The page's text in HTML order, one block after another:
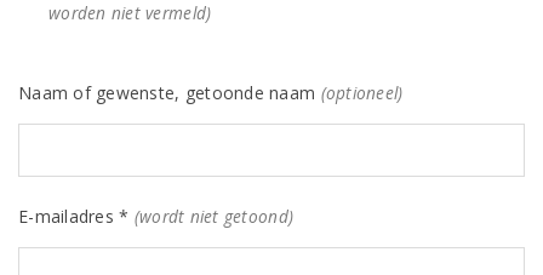
worden niet vermeld)
Naam of gewenste, getoonde naam (optioneel)
E-mailadres * (wordt niet getoond)